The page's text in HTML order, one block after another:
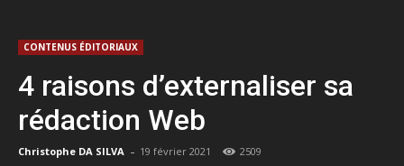
CONTENUS ÉDITORIAUX
4 raisons d’externaliser sa
rédaction Web
Christophe DA SILVA - 19 février 2021 2509